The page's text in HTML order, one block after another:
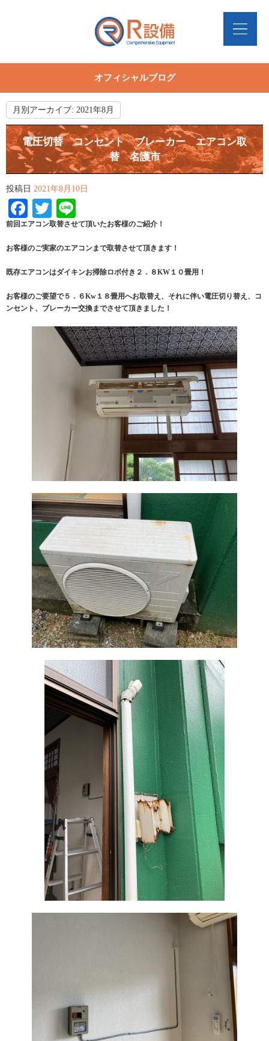
オフィシャルブログ
月別アーカイブ: 2021年8月
電圧切替 コンセント ブレーカー エアコン取
替 名護市
投稿日 2021年8月10日
Facebook
Twitter
前回エアコン取替させて頂いたお客様のご紹介！
お客様のご実家のエアコンまで取替させて頂きます！
既存エアコンはダイキンお掃除ロボ付き２．８KW１０畳用！
お客様のご要望で５．６Kw１８畳用へお取替え、それに伴い電圧切り替え、コ
ンセント、ブレーカー交換までさせて頂きました！